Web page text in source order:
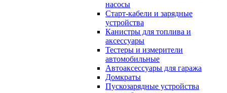
насосы
Старт-кабели и зарядные
устройства
Канистры для топлива и
аксессуары
Тестеры и измерители
автомобильные
Автоаксессуары для гаража
Домкраты
Пускозарядные устройства